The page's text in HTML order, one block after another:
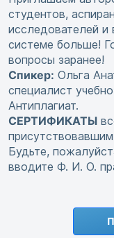
студентов,
исследователей и
системе больше!
вопросы заранее!
Спикер: Ольга
специалист
Антиплагиат.
СЕРТИФИКАТЫ
Будьте,
вводите Ф. И. О.